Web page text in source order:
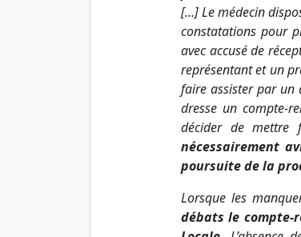
[…] Le médecin
constatations pour
avec accusé de
représentant et un
faire assister par un
dresse un compte-
décider de mettre
nécessairement
poursuite de la
Lorsque les
débats le compte-